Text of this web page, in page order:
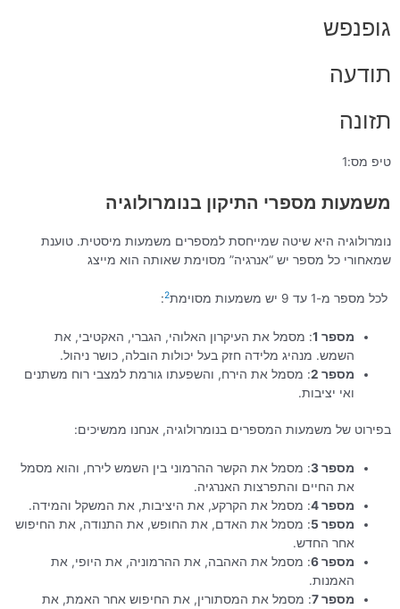
גופנפש
תודעה
תזונה
טיפ מס:1
משמעות מספרי התיקון בנומרולוגיה
נומרולוגיה היא שיטה שמייחסת למספרים משמעות מיסטית. טוענת
שמאחורי כל מספר יש “אנרגיה” מסוימת שאותה הוא מייצג
לכל מספר מ-1 עד 9 יש משמעות מסוימת 2
:
מספר 1
: מסמל את העיקרון האלוהי, הגברי, האקטיבי, את
השמש. מנהיג מלידה חזק בעל יכולות הובלה, כושר ניהול.
מספר 2
: מסמל את הירח, והשפעתו גורמת למצבי רוח משתנים
ואי יציבות.
בפירוט של משמעות המספרים בנומרולוגיה, אנחנו ממשיכים:
מספר 3
: מסמל את הקשר ההרמוני בין השמש לירח, והוא מסמל
את החיים והתפרצות האנרגיה.
מספר 4
: מסמל את הקרקע, את היציבות, את המשקל והמידה.
מספר 5
: מסמל את האדם, את החופש, את התנודה, את החיפוש
אחר החדש.
מספר 6
: מסמל את האהבה, את ההרמוניה, את היופי, את
האמנות.
מספר 7 : מסמל את המסתורין, את החיפוש אחר האמת, את